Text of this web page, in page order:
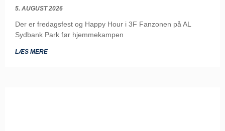
5. AUGUST 2026
Der er fredagsfest og Happy Hour i 3F Fanzonen på AL
Sydbank Park før hjemmekampen
LÆS MERE